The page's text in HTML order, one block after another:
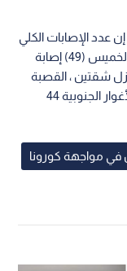
عدد الإصابات الكلي
بفيروس كورونا في المحافظة بلغ حتى ظهر الخميس (49) إصابة
4 إصابات // تم عزل شقتين ، القصبة
منطقة أبو حمور // 1 إصابة // عزل 10 شقق، الأغوار الجنوبية 44
في مواجهة كورونا